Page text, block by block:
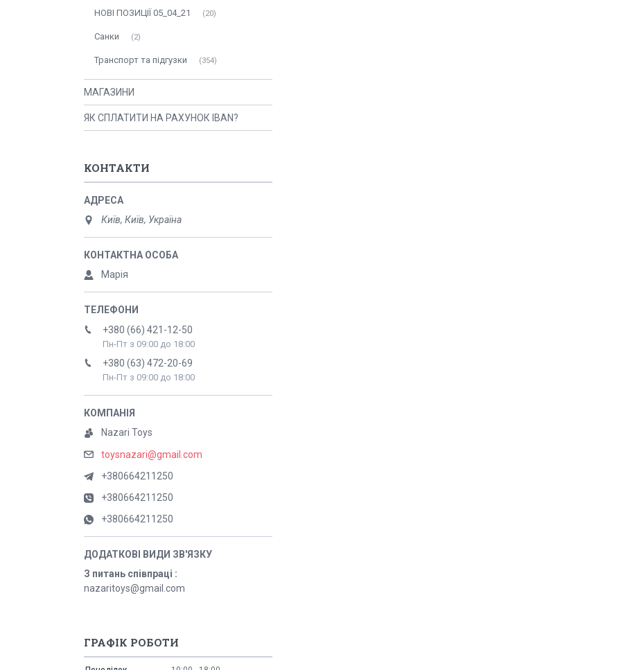
НОВІ ПОЗИЦІЇ 05_04_21 20
Санки 2
Транспорт та підгузки 354
МАГАЗИНИ
ЯК СПЛАТИТИ НА РАХУНОК IBAN?
КОНТАКТИ
Київ, Київ, Україна
Марія
+380 (66) 421-12-50
Пн-Пт з 09:00 до 18:00
+380 (63) 472-20-69
Пн-Пт з 09:00 до 18:00
Nazari Toys
toysnazari@gmail.com
+380664211250
+380664211250
+380664211250
З питань співпраці
nazaritoys@gmail.com
ГРАФІК РОБОТИ